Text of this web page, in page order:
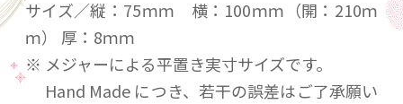
サイズ／縦：75ｍｍ 横：100ｍｍ（開：210ｍ
ｍ） 厚：8ｍｍ
※ メジャーによる平置き実寸サイズです。
Hand Made につき、若干の誤差はご了承願い